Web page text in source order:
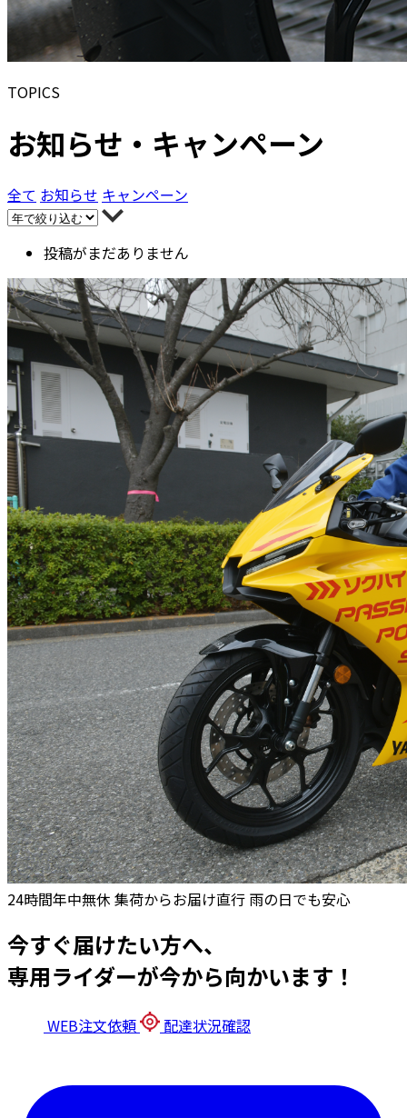
TOPICS
お知らせ・キャンペーン
全て お知らせ キャンペーン
投稿がまだありません
24時間年中無休 集荷からお届け直行 雨の日でも安心
今すぐ届けたい方へ、
専用ライダーが今から向かいます！
WEB注文依頼 配達状況確認